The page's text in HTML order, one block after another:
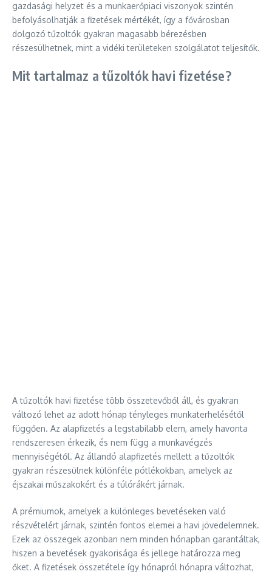
gazdasági helyzet és a munkaerőpiaci viszonyok szintén
befolyásolhatják a fizetések mértékét, így a fővárosban
dolgozó tűzoltók gyakran magasabb bérezésben
részesülhetnek, mint a vidéki területeken szolgálatot teljesítők.
Mit tartalmaz a tűzoltók havi fizetése?
A tűzoltók havi fizetése több összetevőből áll, és gyakran
változó lehet az adott hónap tényleges munkaterhelésétől
függően. Az alapfizetés a legstabilabb elem, amely havonta
rendszeresen érkezik, és nem függ a munkavégzés
mennyiségétől. Az állandó alapfizetés mellett a tűzoltók
gyakran részesülnek különféle pótlékokban, amelyek az
éjszakai műszakokért és a túlórákért járnak.
A prémiumok, amelyek a különleges bevetéseken való
részvételért járnak, szintén fontos elemei a havi jövedelemnek.
Ezek az összegek azonban nem minden hónapban garantáltak,
hiszen a bevetések gyakorisága és jellege határozza meg
őket. A fizetések összetétele így hónapról hónapra változhat,